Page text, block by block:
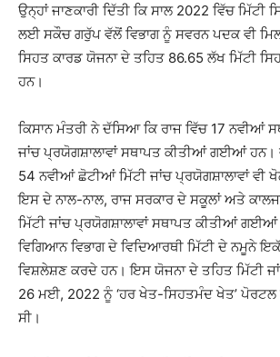
ਉਨ੍ਹਾਂ ਜਾਣਕਾਰੀ ਦਿੱਤੀ ਕਿ ਸਾਲ 2022 ਵਿੱਚ ਮਿੱਟੀ
ਲਈ ਸਕੌਚ ਗਰੁੱਪ ਵੱਲੋਂ ਵਿਭਾਗ ਨੂੰ ਸਵਰਨ ਪਦਕ ਵੀ
ਸਿਹਤ ਕਾਰਡ ਯੋਜਨਾ ਦੇ ਤਹਿਤ 86.65 ਲੱਖ ਮਿੱਟੀ
ਹਨ।
ਕਿਸਾਨ ਮੰਤਰੀ ਨੇ ਦੱਸਿਆ ਕਿ ਰਾਜ ਵਿੱਚ 17 ਨਵੀਆਂ
ਜਾਂਚ ਪ੍ਰਯੋਗਸ਼ਾਲਾਵਾਂ ਸਥਾਪਤ ਕੀਤੀਆਂ ਗਈਆਂ ਹਨ।
54 ਨਵੀਆਂ ਛੋਟੀਆਂ ਮਿੱਟੀ ਜਾਂਚ ਪ੍ਰਯੋਗਸ਼ਾਲਾਵਾਂ
ਇਸ ਦੇ ਨਾਲ-ਨਾਲ, ਰਾਜ ਸਰਕਾਰ ਦੇ ਸਕੂਲਾਂ ਅਤੇ
ਮਿੱਟੀ ਜਾਂਚ ਪ੍ਰਯੋਗਸ਼ਾਲਾਵਾਂ ਸਥਾਪਤ ਕੀਤੀਆਂ
ਵਿਗਿਆਨ ਵਿਭਾਗ ਦੇ ਵਿਦਿਆਰਥੀ ਮਿੱਟੀ ਦੇ ਨਮੂਨੇ
ਵਿਸ਼ਲੇਸ਼ਣ ਕਰਦੇ ਹਨ। ਇਸ ਯੋਜਨਾ ਦੇ ਤਹਿਤ ਮਿੱਟੀ
26 ਮਈ, 2022 ਨੂੰ ‘ਹਰ ਖੇਤ-ਸਿਹਤਮੰਦ ਖੇਤ’ ਪੋਰਟਲ
ਸੀ।